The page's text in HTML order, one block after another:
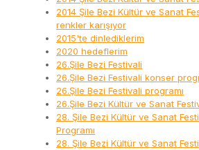
2014 Şile Bezi Kültür ve Sanat
renkler karışıyor
2015'te dinlediklerim
2020 hedeflerim
26.Şile Bezi Festivali
26.Şile Bezi Festivali konser
26.Şile Bezi Festivali programı
26.Şile Bezi Kültür ve Sanat
28. Şile Bezi Kültür ve Sanat
Programı
28. Şile Bezi Kültür ve Sanat